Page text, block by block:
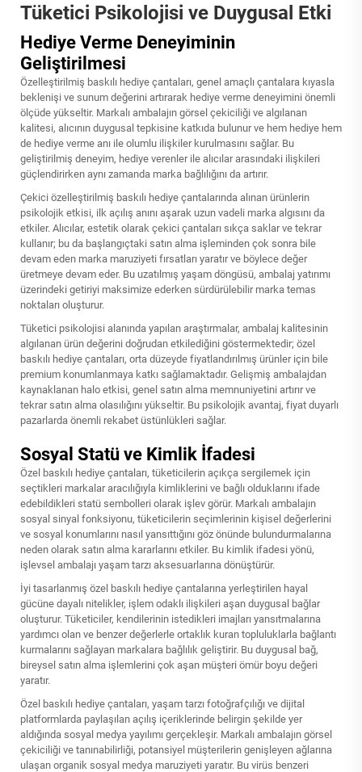
Tüketici Psikolojisi ve Duygusal Etki
Hediye Verme Deneyiminin
Geliştirilmesi
Özelleştirilmiş baskılı hediye çantaları, genel amaçlı çantalara kıyasla
beklenişi ve sunum değerini artırarak hediye verme deneyimini önemli
ölçüde yükseltir. Markalı ambalajın görsel çekiciliği ve algılanan
kalitesi, alıcının duygusal tepkisine katkıda bulunur ve hem hediye hem
de hediye verme anı ile olumlu ilişkiler kurulmasını sağlar. Bu
geliştirilmiş deneyim, hediye verenler ile alıcılar arasındaki ilişkileri
güçlendirirken aynı zamanda marka bağlılığını da artırır.
Çekici özelleştirilmiş baskılı hediye çantalarında alınan ürünlerin
psikolojik etkisi, ilk açılış anını aşarak uzun vadeli marka algısını da
etkiler. Alıcılar, estetik olarak çekici çantaları sıkça saklar ve tekrar
kullanır; bu da başlangıçtaki satın alma işleminden çok sonra bile
devam eden marka maruziyeti fırsatları yaratır ve böylece değer
üretmeye devam eder. Bu uzatılmış yaşam döngüsü, ambalaj yatırımı
üzerindeki getiriyi maksimize ederken sürdürülebilir marka temas
noktaları oluşturur.
Tüketici psikolojisi alanında yapılan araştırmalar, ambalaj kalitesinin
algılanan ürün değerini doğrudan etkilediğini göstermektedir; özel
baskılı hediye çantaları, orta düzeyde fiyatlandırılmış ürünler için bile
premium konumlanmaya katkı sağlamaktadır. Gelişmiş ambalajdan
kaynaklanan halo etkisi, genel satın alma memnuniyetini artırır ve
tekrar satın alma olasılığını yükseltir. Bu psikolojik avantaj, fiyat duyarlı
pazarlarda önemli rekabet üstünlükleri sağlar.
Sosyal Statü ve Kimlik İfadesi
Özel baskılı hediye çantaları, tüketicilerin açıkça sergilemek için
seçtikleri markalar aracılığıyla kimliklerini ve bağlı olduklarını ifade
edebildikleri statü sembolleri olarak işlev görür. Markalı ambalajın
sosyal sinyal fonksiyonu, tüketicilerin seçimlerinin kişisel değerlerini
ve sosyal konumlarını nasıl yansıttığını göz önünde bulundurmalarına
neden olarak satın alma kararlarını etkiler. Bu kimlik ifadesi yönü,
işlevsel ambalajı yaşam tarzı aksesuarlarına dönüştürür.
İyi tasarlanmış özel baskılı hediye çantalarına yerleştirilen hayal
gücüne dayalı nitelikler, işlem odaklı ilişkileri aşan duygusal bağlar
oluşturur. Tüketiciler, kendilerinin istedikleri imajları yansıtmalarına
yardımcı olan ve benzer değerlerle ortaklık kuran topluluklarla bağlantı
kurmalarını sağlayan markalara bağlılık geliştirir. Bu duygusal bağ,
bireysel satın alma işlemlerini çok aşan müşteri ömür boyu değeri
yaratır.
Özel baskılı hediye çantaları, yaşam tarzı fotoğrafçılığı ve dijital
platformlarda paylaşılan açılış içeriklerinde belirgin şekilde yer
aldığında sosyal medya yayılımı gerçekleşir. Markalı ambalajın görsel
çekiciliği ve tanınabilirliği, potansiyel müşterilerin genişleyen ağlarına
ulaşan organik sosyal medya maruziyeti yaratır. Bu virüs benzeri